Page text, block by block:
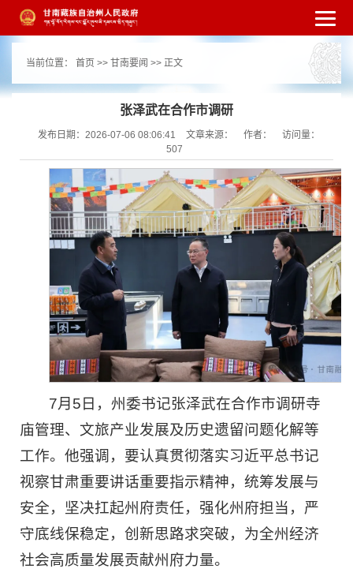
网站无障
碍 打开适老化模式 登录
当前位置： 首页 >> 甘南要闻 >> 正文
张泽武在合作市调研
发布日期：2026-07-06 08:06:41 文章来源： 作者：
访问量：
507
7月5日，州委书记张泽武在合作市调研寺
庙管理、文旅产业发展及历史遗留问题化解等
工作。他强调，要认真贯彻落实习近平总书记
视察甘肃重要讲话重要指示精神，统筹发展与
安全，坚决扛起州府责任，强化州府担当，严
守底线保稳定，创新思路求突破，为全州经济
社会高质量发展贡献州府力量。